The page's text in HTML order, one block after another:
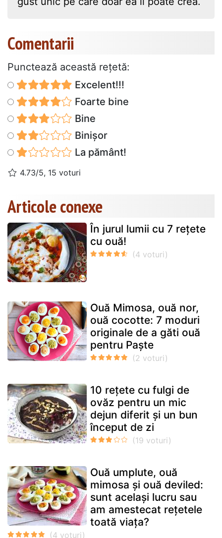
Comentarii
Punctează această reţetă:
Excelent!!!
Foarte bine
Bine
Binișor
La pământ!
4.73/5, 15 voturi
Articole conexe
În jurul lumii cu 7 rețete
cu ouă!
Ouă Mimosa, ouă nor,
ouă cocotte: 7 moduri
originale de a găti ouă
pentru Paște
10 rețete cu fulgi de
ovăz pentru un mic
dejun diferit și un bun
început de zi
Ouă umplute, ouă
mimosa și ouă deviled:
sunt același lucru sau
am amestecat rețetele
toată viața?